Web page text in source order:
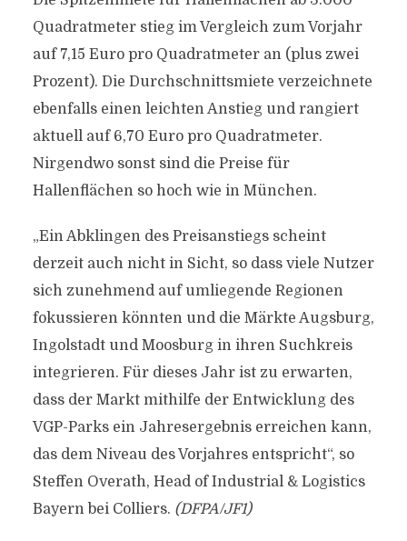
Quadratmeter stieg im Vergleich zum Vorjahr
auf 7,15 Euro pro Quadratmeter an (plus zwei
Prozent). Die Durchschnittsmiete verzeichnete
ebenfalls einen leichten Anstieg und rangiert
aktuell auf 6,70 Euro pro Quadratmeter.
Nirgendwo sonst sind die Preise für
Hallenflächen so hoch wie in München.
„Ein Abklingen des Preisanstiegs scheint
derzeit auch nicht in Sicht, so dass viele Nutzer
sich zunehmend auf umliegende Regionen
fokussieren könnten und die Märkte Augsburg,
Ingolstadt und Moosburg in ihren Suchkreis
integrieren. Für dieses Jahr ist zu erwarten,
dass der Markt mithilfe der Entwicklung des
VGP-Parks ein Jahresergebnis erreichen kann,
das dem Niveau des Vorjahres entspricht“, so
Steffen Overath, Head of Industrial & Logistics
Bayern bei Colliers. (DFPA/JF1)